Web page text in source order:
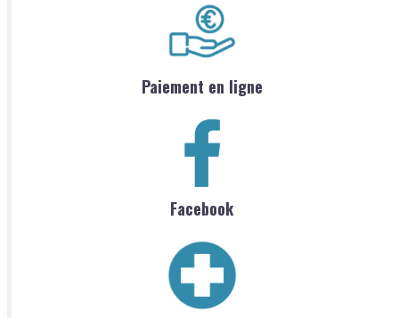
Paiement en ligne
Facebook